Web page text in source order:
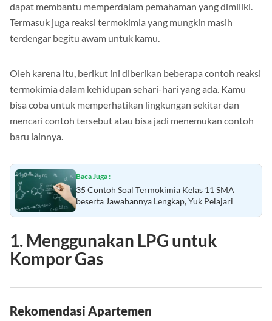
dapat membantu memperdalam pemahaman yang dimiliki.
Termasuk juga reaksi termokimia yang mungkin masih
terdengar begitu awam untuk kamu.
Oleh karena itu, berikut ini diberikan beberapa contoh reaksi
termokimia dalam kehidupan sehari-hari yang ada. Kamu
bisa coba untuk memperhatikan lingkungan sekitar dan
mencari contoh tersebut atau bisa jadi menemukan contoh
baru lainnya.
Baca Juga :
35 Contoh Soal Termokimia Kelas 11 SMA
beserta Jawabannya Lengkap, Yuk Pelajari
1. Menggunakan LPG untuk
Kompor Gas
Rekomendasi Apartemen